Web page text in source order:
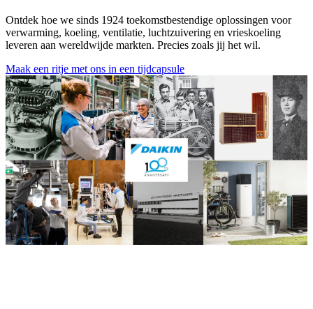
Ontdek hoe we sinds 1924 toekomstbestendige oplossingen voor
verwarming, koeling, ventilatie, luchtzuivering en vrieskoeling
leveren aan wereldwijde markten. Precies zoals jij het wil.
Maak een ritje met ons in een tijdcapsule